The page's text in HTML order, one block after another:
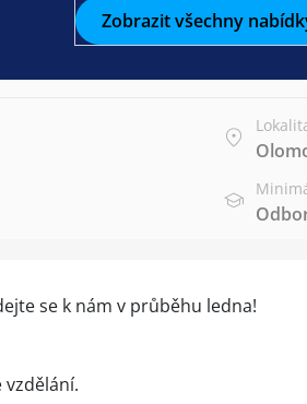
Zobrazit všechny
se k nám v průběhu ledna!